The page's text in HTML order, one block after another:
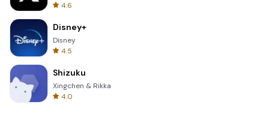
4.6
Disney+
Disney
4.5
Shizuku
Xingchen & Rikka
4.0